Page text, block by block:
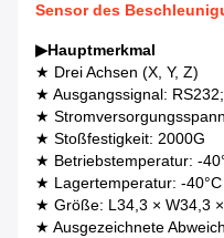
Sensor des
▶Hauptmerkmal
★ Drei Achsen (X, Y, Z)
★ Ausgangssignal:
★
★ Stoßfestigkeit: 2000G
★ Betriebstemperatur: -
★ Lagertemperatur: -40°C
★ Größe: L34,3 × W34,3
★ Ausgezeichnete